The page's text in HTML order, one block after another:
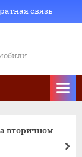
связь
вторичном